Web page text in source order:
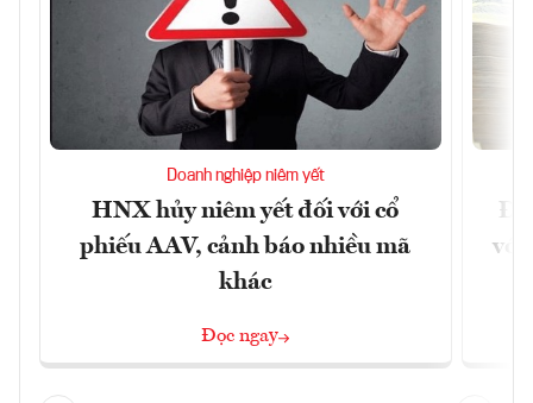
Doanh nghiệp niêm yết
HNX hủy niêm yết đối với cổ
phiếu AAV, cảnh báo nhiều mã
khác
Đọc ngay
Đề
với